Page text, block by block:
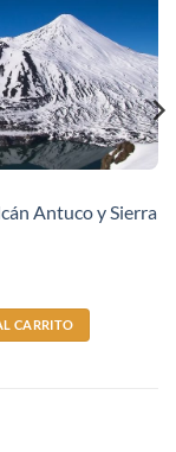
Antuco y Sierra
CARRITO